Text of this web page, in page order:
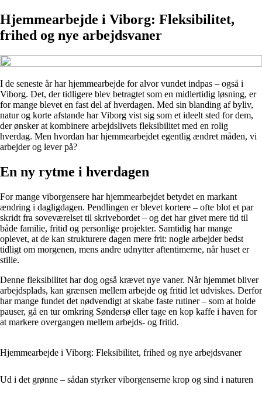
Hjemmearbejde i Viborg: Fleksibilitet,
frihed og nye arbejdsvaner
I de seneste år har hjemmearbejde for alvor vundet indpas – også i
Viborg. Det, der tidligere blev betragtet som en midlertidig løsning, er
for mange blevet en fast del af hverdagen. Med sin blanding af byliv,
natur og korte afstande har Viborg vist sig som et ideelt sted for dem,
der ønsker at kombinere arbejdslivets fleksibilitet med en rolig
hverdag. Men hvordan har hjemmearbejdet egentlig ændret måden, vi
arbejder og lever på?
En ny rytme i hverdagen
For mange viborgensere har hjemmearbejdet betydet en markant
ændring i dagligdagen. Pendlingen er blevet kortere – ofte blot et par
skridt fra soveværelset til skrivebordet – og det har givet mere tid til
både familie, fritid og personlige projekter. Samtidig har mange
oplevet, at de kan strukturere dagen mere frit: nogle arbejder bedst
tidligt om morgenen, mens andre udnytter aftentimerne, når huset er
stille.
Denne fleksibilitet har dog også krævet nye vaner. Når hjemmet bliver
arbejdsplads, kan grænsen mellem arbejde og fritid let udviskes. Derfor
har mange fundet det nødvendigt at skabe faste rutiner – som at holde
pauser, gå en tur omkring Søndersø eller tage en kop kaffe i haven for
at markere overgangen mellem arbejds- og fritid.
Hjemmearbejde i Viborg: Fleksibilitet, frihed og nye arbejdsvaner
Ud i det grønne – sådan styrker viborgenserne krop og sind i naturen